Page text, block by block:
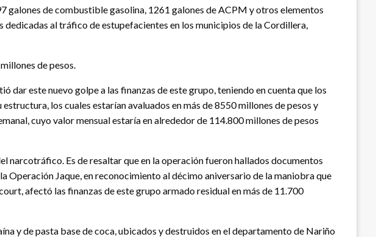
galones de combustible gasolina, 1261 galones de ACPM y otros elementos
al tráfico de estupefacientes en los municipios de la Cordillera,
de pesos.
este nuevo golpe a las finanzas de este grupo, teniendo en cuenta que los
los cuales estarían avaluados en más de 8550 millones de pesos y
cuyo valor mensual estaría en alrededor de 114.800 millones de pesos
Es de resaltar que en la operación fueron hallados documentos
Operación Jaque, en reconocimiento al décimo aniversario de la maniobra que
afectó las finanzas de este grupo armado residual en más de 11.700
y de pasta base de coca, ubicados y destruidos en el departamento de Nariño